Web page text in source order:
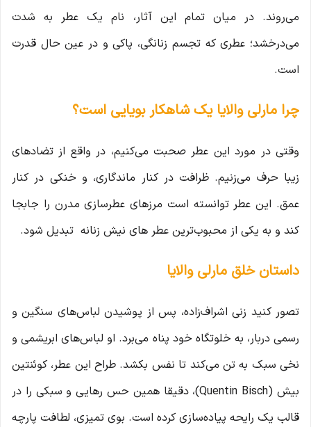
می‌روند. در میان تمام این آثار، نام یک عطر به شدت
می‌درخشد؛ عطری که تجسم زنانگی، پاکی و در عین حال قدرت
است.
چرا مارلی والایا یک شاهکار بویایی است؟
وقتی در مورد این عطر صحبت می‌کنیم، در واقع از تضادهای
زیبا حرف می‌زنیم. ظرافت در کنار ماندگاری، و خنکی در کنار
عمق. این عطر توانسته است مرزهای عطرسازی مدرن را جابجا
کند و به یکی از محبوب‌ترین عطر های نیش زنانه تبدیل شود.
داستان خلق مارلی والایا
تصور کنید زنی اشراف‌زاده، پس از پوشیدن لباس‌های سنگین و
رسمی دربار، به خلوتگاه خود پناه می‌برد. او لباس‌های ابریشمی و
نخی سبک به تن می‌کند تا نفس بکشد. طراح این عطر، کوئنتین
بیش (Quentin Bisch)، دقیقا همین حس رهایی و سبکی را در
قالب یک رایحه پیاده‌سازی کرده است. بوی تمیزی، لطافت پارچه